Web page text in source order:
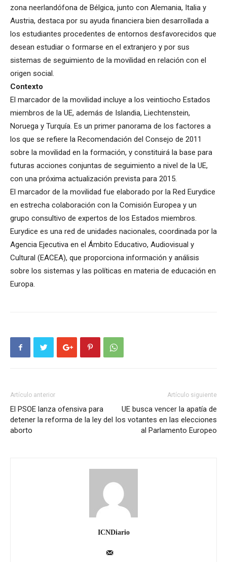
zona neerlandófona de Bélgica, junto con Alemania, Italia y
Austria, destaca por su ayuda financiera bien desarrollada a
los estudiantes procedentes de entornos desfavorecidos que
desean estudiar o formarse en el extranjero y por sus
sistemas de seguimiento de la movilidad en relación con el
origen social.
Contexto
El marcador de la movilidad incluye a los veintiocho Estados
miembros de la UE, además de Islandia, Liechtenstein,
Noruega y Turquía. Es un primer panorama de los factores a
los que se refiere la Recomendación del Consejo de 2011
sobre la movilidad en la formación, y constituirá la base para
futuras acciones conjuntas de seguimiento a nivel de la UE,
con una próxima actualización prevista para 2015.
El marcador de la movilidad fue elaborado por la Red Eurydice
en estrecha colaboración con la Comisión Europea y un
grupo consultivo de expertos de los Estados miembros.
Eurydice es una red de unidades nacionales, coordinada por la
Agencia Ejecutiva en el Ámbito Educativo, Audiovisual y
Cultural (EACEA), que proporciona información y análisis
sobre los sistemas y las políticas en materia de educación en
Europa.
Artículo anterior
El PSOE lanza ofensiva para
detener la reforma de la ley del
aborto
Artículo siguiente
UE busca vencer la apatía de
los votantes en las elecciones
al Parlamento Europeo
ICNDiario